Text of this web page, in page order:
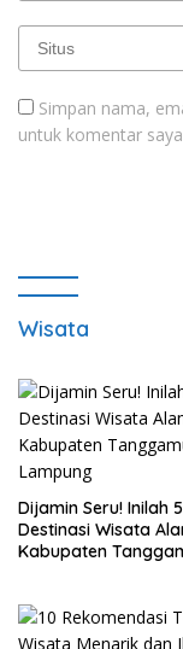
Simpan nama,
untuk komentar
Wisata
Dijamin Seru! Inilah 5
Destinasi Wisata
Kabupaten